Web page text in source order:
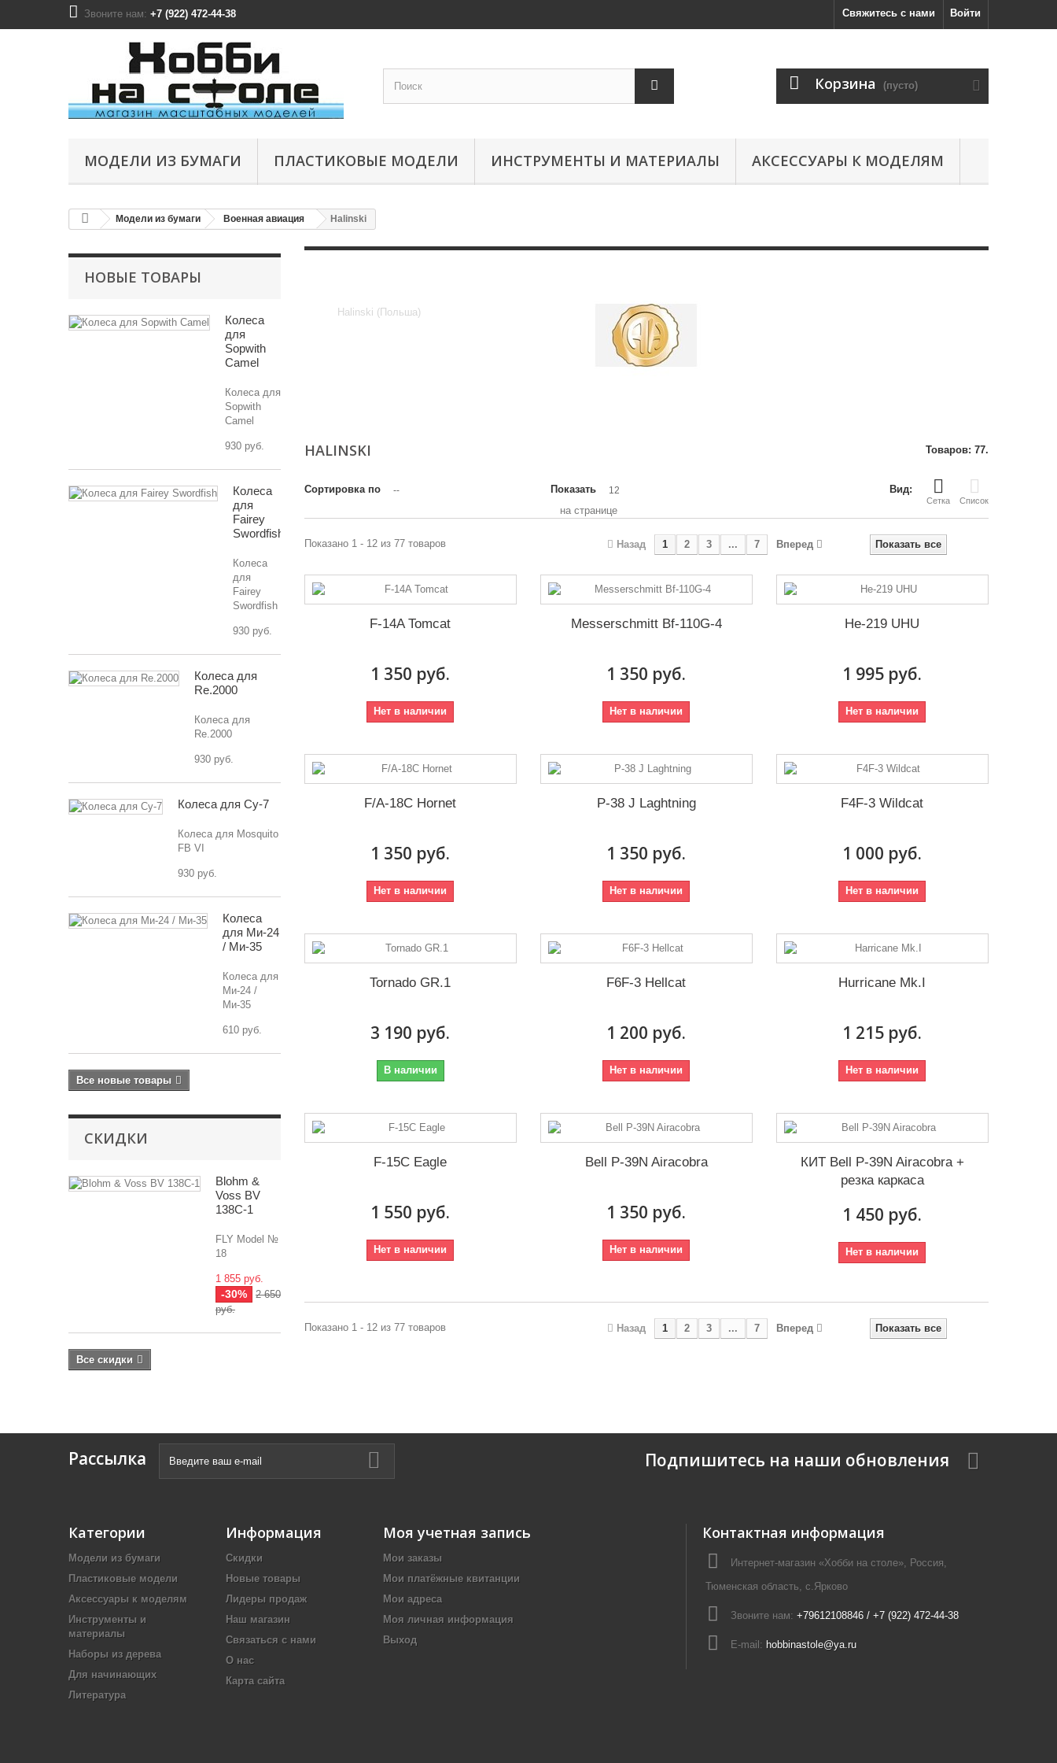
Войти
Свяжитесь с нами
Звоните нам: +7 (922) 472-44-38
Корзина (пусто)
МОДЕЛИ ИЗ БУМАГИ ПЛАСТИКОВЫЕ МОДЕЛИ ИНСТРУМЕНТЫ И МАТЕРИАЛЫ АКСЕССУАРЫ К МОДЕЛЯМ
Модели из бумаги Военная авиация Halinski
НОВЫЕ ТОВАРЫ
Колеса
для
Sopwith
Camel
Колеса для
Sopwith
Camel
930 руб.
Колеса
для
Fairey
Swordfish
Колеса
для
Fairey
Swordfish
930 руб.
Колеса для
Re.2000
Колеса для
Re.2000
930 руб.
Колеса для Су-7
Колеса для Mosquito
FB VI
930 руб.
Колеса
для Ми-24
/ Ми-35
Колеса для
Ми-24 /
Ми-35
610 руб.
Все новые товары
СКИДКИ
Blohm &
Voss BV
138C-1
FLY Model №
18
1 855 руб.
-30%
2 650
руб.
Все скидки
Halinski (Польша)
HALINSKI Товаров: 77.
Вид:
Сетка Список
Сортировка по -- Показать 12
на странице
Показать все
Назад 1 2 3 ... 7 Вперед
Показано 1 - 12 из 77 товаров
F-14A Tomcat
1 350 руб.
Нет в наличии
Messerschmitt Bf-110G-4
1 350 руб.
Нет в наличии
He-219 UHU
1 995 руб.
Нет в наличии
F/A-18C Hornet
1 350 руб.
Нет в наличии
P-38 J Laghtning
1 350 руб.
Нет в наличии
F4F-3 Wildcat
1 000 руб.
Нет в наличии
Tornado GR.1
3 190 руб.
В наличии
F6F-3 Hellcat
1 200 руб.
Нет в наличии
Hurricane Mk.I
1 215 руб.
Нет в наличии
F-15C Eagle
1 550 руб.
Нет в наличии
Bell P-39N Airacobra
1 350 руб.
Нет в наличии
КИТ Bell P-39N Airacobra +
резка каркаса
1 450 руб.
Нет в наличии
Показать все
Назад 1 2 3 ... 7 Вперед
Показано 1 - 12 из 77 товаров
Рассылка Подпишитесь на наши обновления
Категории
Модели из бумаги
Пластиковые модели
Аксессуары к моделям
Инструменты и
материалы
Наборы из дерева
Для начинающих
Литература
Информация
Скидки
Новые товары
Лидеры продаж
Наш магазин
Связаться с нами
О нас
Карта сайта
Моя учетная запись
Мои заказы
Мои платёжные квитанции
Мои адреса
Моя личная информация
Выход
Контактная информация
Интернет-магазин «Хобби на столе», Россия,
Тюменская область, с.Ярково
Звоните нам: +79612108846 / +7 (922) 472-44-38
E-mail: hobbinastole@ya.ru